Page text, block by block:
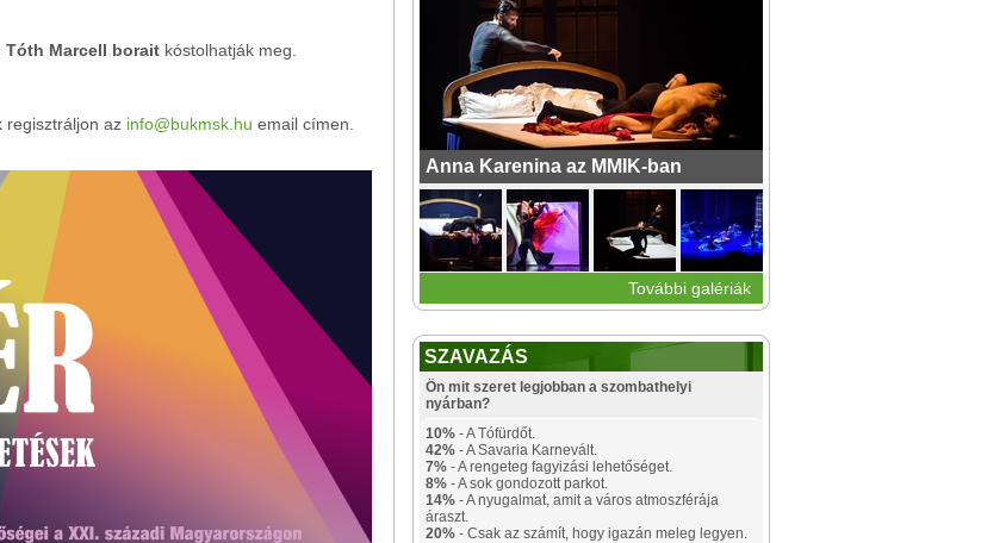
Tóth Marcell borait kóstolhatják meg.
regisztráljon az info@bukmsk.hu email címen.
Anna Karenina az MMIK-ban
További galériák
SZAVAZÁS
Ön mit szeret legjobban a szombathelyi
nyárban?
10% - A Tófürdőt.
42% - A Savaria Karnevált.
7% - A rengeteg fagyizási lehetőséget.
8% - A sok gondozott parkot.
14% - A nyugalmat, amit a város atmoszférája
áraszt.
20% - Csak az számít, hogy igazán meleg legyen.